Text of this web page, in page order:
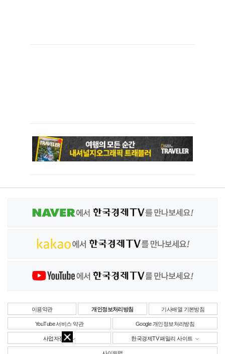
이용약관 개인정보처리방침 기사배열 기본방침
YouTube 서비스 약관 Google 개인정보처리방침
사업자정보 한국경제TV 패밀리 사이트